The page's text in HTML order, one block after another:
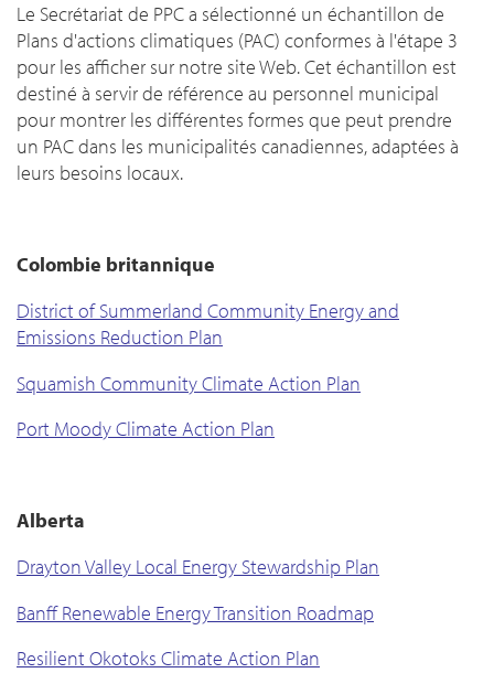
Le Secrétariat de PPC a sélectionné un échantillon de
Plans d'actions climatiques (PAC) conformes à l'étape 3
pour les afficher sur notre site Web. Cet échantillon est
destiné à servir de référence au personnel municipal
pour montrer les différentes formes que peut prendre
un PAC dans les municipalités canadiennes, adaptées à
leurs besoins locaux.
Colombie britannique
District of Summerland Community Energy and
Emissions Reduction Plan
Squamish Community Climate Action Plan
Port Moody Climate Action Plan
Alberta
Drayton Valley Local Energy Stewardship Plan
Banff Renewable Energy Transition Roadmap
Resilient Okotoks Climate Action Plan